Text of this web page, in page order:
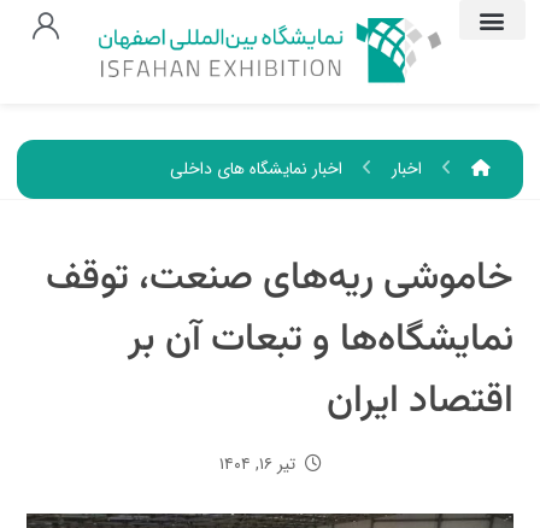
اخبار اخبار نمایشگاه های داخلی
خاموشی ریه‌های صنعت، توقف
نمایشگاه‌ها و تبعات آن بر
اقتصاد ایران
تیر ۱۶, ۱۴۰۴